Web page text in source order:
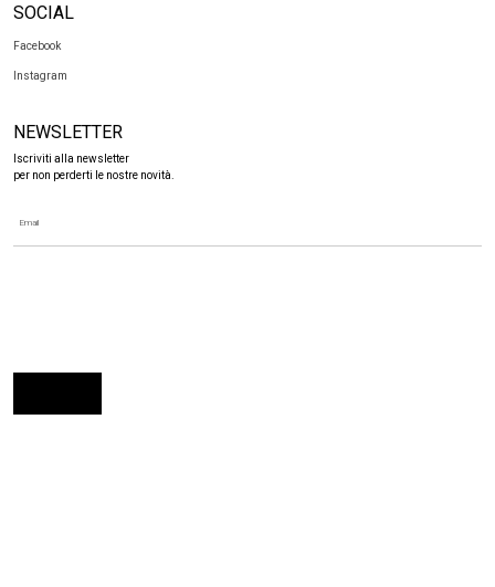
SOCIAL
Facebook
Instagram
NEWSLETTER
Iscriviti alla newsletter
per non perderti le nostre novità.